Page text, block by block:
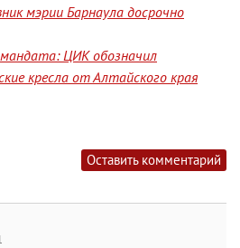
мэрии Барнаула досрочно
ЦИК обозначил
кресла от Алтайского края
Оставить комментарий